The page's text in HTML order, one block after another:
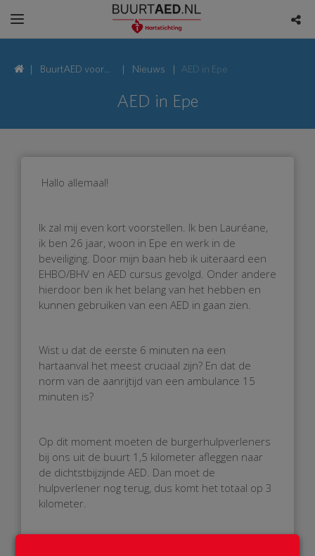
BuurtAED voor
Nieuws AED in Epe
AED in Epe
Hallo allemaal!
Ik zal mij even kort voorstellen. Ik ben Lauréane,
ik ben 26 jaar, woon in Epe en werk in de
beveiliging. Door mijn baan heb ik uiteraard een
EHBO/BHV en AED cursus gevolgd. Onder andere
hierdoor ben ik het belang van het hebben en
kunnen gebruiken van een AED in gaan zien.
Wist u dat de eerste 6 minuten na een
hartaanval het meest cruciaal zijn? En dat de
norm van de aanrijtijd van een ambulance 15
minuten is?
Op dit moment moeten de burgerhulpverleners
bij ons uit de buurt 1,5 kilometer afleggen naar
de dichtstbijzijnde AED. Dan moet de
hulpverlener nog terug, dus komt het totaal op 3
kilometer.